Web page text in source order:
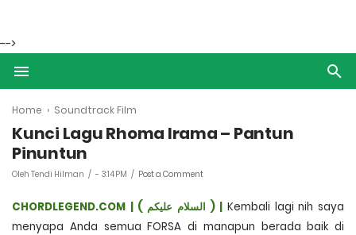
-->
Home › Soundtrack Film
Kunci Lagu Rhoma Irama – Pantun
Pinuntun
Oleh Tendi Hilman - 3:14 PM Post a Comment
CHORDLEGEND.COM | ( السلام عليكم ) | Kembali lagi nih saya
menyapa Anda semua FORSA di manapun berada baik di